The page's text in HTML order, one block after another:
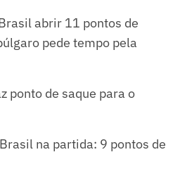
abrir 11 pontos de
pede tempo pela
ponto de saque para o
na partida: 9 pontos de